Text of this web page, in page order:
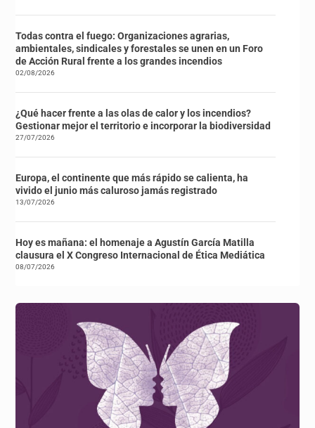
Todas contra el fuego: Organizaciones agrarias,
ambientales, sindicales y forestales se unen en un Foro
de Acción Rural frente a los grandes incendios
02/08/2026
¿Qué hacer frente a las olas de calor y los incendios?
Gestionar mejor el territorio e incorporar la biodiversidad
27/07/2026
Europa, el continente que más rápido se calienta, ha
vivido el junio más caluroso jamás registrado
13/07/2026
Hoy es mañana: el homenaje a Agustín García Matilla
clausura el X Congreso Internacional de Ética Mediática
08/07/2026